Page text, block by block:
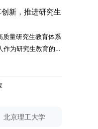
子科学与技术
）、机械
等相关专业。
招生规模以国家最
方式，包括本科直
将根据考生综合素
式与学位管理（一）
业目录》。实际录
项计划外，我院招收
超过总计划的5%。
年限内须全脱产在
名资格1.申请人应
好，遵纪守法，身
件。2.具备较强的科
新，推进研究生
质量研究生教育体系
作为研究生教育的根
研究生教育何为”的
修订并印发了《研
（2025年修
，增强社会责任感和
北京理工大学